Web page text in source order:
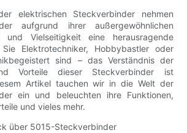
elektrischen Steckverbinder nehmen
aufgrund ihrer außergewöhnlichen
und Vielseitigkeit eine herausragende
Elektrotechniker, Hobbybastler oder
sind – das Verständnis der
Vorteile dieser Steckverbinder ist
Artikel tauchen wir in die Welt der
ein und beleuchten ihre Funktionen,
und vieles mehr.
über 5015-Steckverbinder